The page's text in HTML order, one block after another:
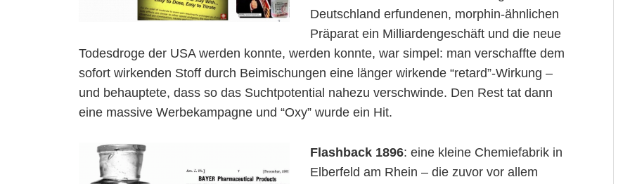
Deutschland erfundenen, morphin-ähnlichen
Präparat ein Milliardengeschäft und die neue
Todesdroge der USA werden konnte, werden konnte, war simpel: man verschaffte dem
sofort wirkenden Stoff durch Beimischungen eine länger wirkende “retard”-Wirkung –
und behauptete, dass so das Suchtpotential nahezu verschwinde. Den Rest tat dann
eine massive Werbekampagne und “Oxy” wurde ein Hit.
Flashback 1896: eine kleine Chemiefabrik in
Elberfeld am Rhein – die zuvor vor allem